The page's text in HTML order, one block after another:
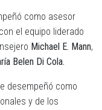
como asesor
el equipo liderado
Michael E. Mann,
Belen Di Cola.
desempeñó como
y de los